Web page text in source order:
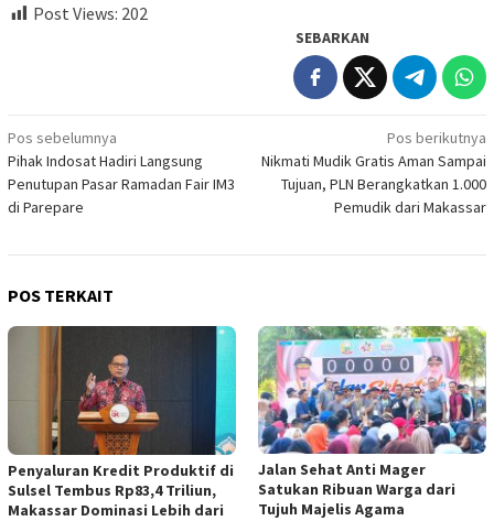
Post Views: 202
SEBARKAN
Navigasi
pos
Pos sebelumnya
Pihak Indosat Hadiri Langsung
Penutupan Pasar Ramadan Fair IM3
di Parepare
Pos berikutnya
Nikmati Mudik Gratis Aman Sampai
Tujuan, PLN Berangkatkan 1.000
Pemudik dari Makassar
POS TERKAIT
Penyaluran Kredit Produktif di
Sulsel Tembus Rp83,4 Triliun,
Makassar Dominasi Lebih dari
Jalan Sehat Anti Mager
Satukan Ribuan Warga dari
Tujuh Majelis Agama